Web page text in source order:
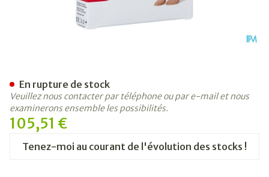
105,51 €
Tenez-moi au courant de l'évolution des stocks !
En rupture de stock
Veuillez nous contacter par téléphone ou par e-mail et nous
examinerons ensemble les possibilités.